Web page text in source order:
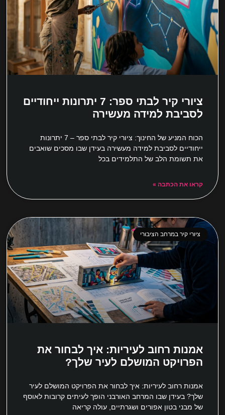
ציורי קיר לבתי ספר: 7 יתרונות ייחודיים
לסביבת למידה מעשירה
הכוח המניע של החינוך: ציורי קיר לבתי ספר – 7 יתרונות
ייחודיים לסביבת למידה מעשירה בעידן שבו מסכים שואבים
את תשומת הלב של התלמידים בכל
קראו את הכתבה »
ציורי קיר במרחב הציבורי
אמנות רחוב לעיריות: איך לבחור את
הפרויקט המושלם לעיר שלך?
אמנות רחוב לעיריות: איך לבחור את הפרויקט המושלם לעיר
שלך? בעידן שבו המרחב האורבני הופך לעיתים קרובות לאוסף
של מבני בטון אפורים ושגרתיים, עולה קריאה